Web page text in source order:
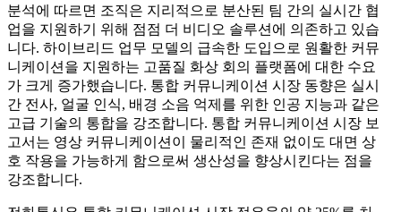
분석에 따르면 조직은 지리적으로 분산된 팀 간의 실시간 협
업을 지원하기 위해 점점 더 비디오 솔루션에 의존하고 있습
니다. 하이브리드 업무 모델의 급속한 도입으로 원활한 커뮤
니케이션을 지원하는 고품질 화상 회의 플랫폼에 대한 수요
가 크게 증가했습니다. 통합 커뮤니케이션 시장 동향은 실시
간 전사, 얼굴 인식, 배경 소음 억제를 위한 인공 지능과 같은
고급 기술의 통합을 강조합니다. 통합 커뮤니케이션 시장 보
고서는 영상 커뮤니케이션이 물리적인 존재 없이도 대면 상
호 작용을 가능하게 함으로써 생산성을 향상시킨다는 점을
강조합니다.